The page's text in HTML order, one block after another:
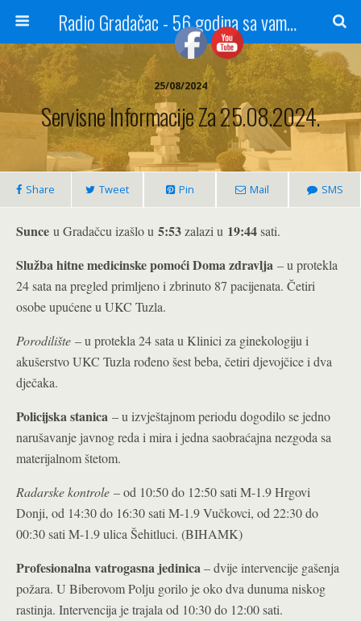
Radio Gradačac - 56 godina sa vama...
25/08/2024
Servisne Informacije Za 25.08.2024.
Share Tweet Pin Mail SMS
Sunce u Gradačcu izašlo u 5:53zalazi u 19:44sati.
Služba hitne medicinske pomoći Doma zdravlja – u protekla
24 sata na pregled primljeno i zbrinuto 87 pacijenata. Četiri
osobe upućene u UKC Tuzla.
Porodilište – u protekla 24 sata u Klinici za ginekologiju i
akušerstvo UKC Tuzla rođeno šest beba, četiri djevojčice i dva
dječaka.
Policijska stanica – u izvještajnom periodu dogodilo se jedno
narušavanje javnog reda i mira i jedna saobraćajna nezgoda sa
materijalnom štetom.
Radarske kontrole – od 10:50 do 12:50 sati M-1.9 Hrgovi
Donji, od 14:30 do 16:30 sati M-1.9 Vučkovci, od 22:30 do
00:30 sati M-1.9 ulica Šehitluci. (BIHAMK)
Profesionalna vatrogasna jedinica– dvije intervencije gašenja
požara. U Biberovom Polju gorilo je oko dva dunuma niskog
rastinja. Intervencija je trajala od 10:30 do 12:00 sati.